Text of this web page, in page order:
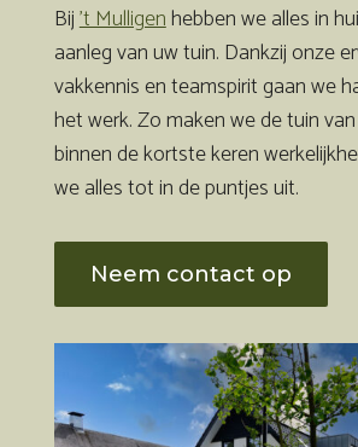
Bij’t Mulligenhebben we alles in
aanleg van uw tuin. Dankzij onze
vakkennis en teamspirit gaan we
het werk. Zo maken we de tuin
binnen de kortste keren
we alles tot in de puntjes uit.
Neem contact op